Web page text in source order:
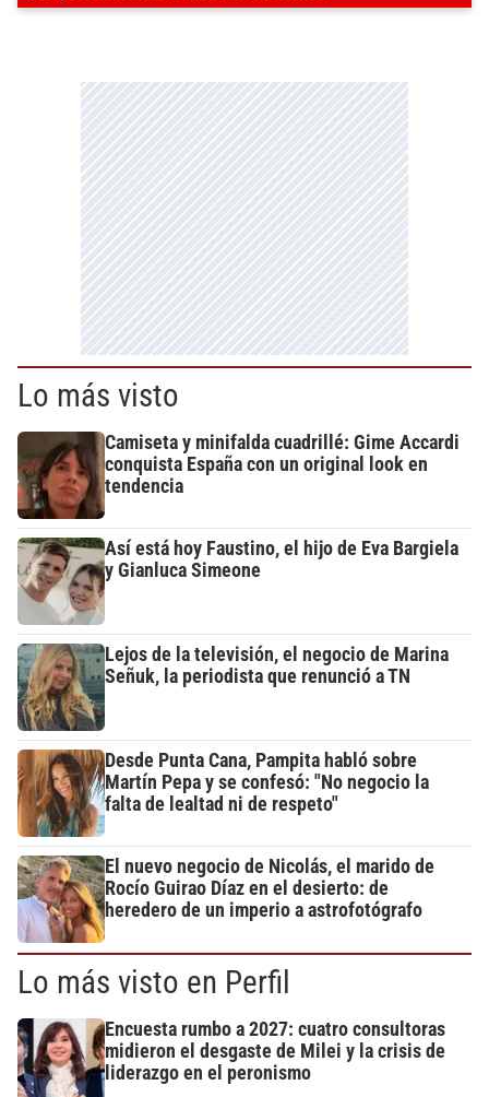
Lo más visto
Camiseta y minifalda cuadrillé: Gime Accardi
conquista España con un original look en
tendencia
Así está hoy Faustino, el hijo de Eva Bargiela
y Gianluca Simeone
Lejos de la televisión, el negocio de Marina
Señuk, la periodista que renunció a TN
Desde Punta Cana, Pampita habló sobre
Martín Pepa y se confesó: "No negocio la
falta de lealtad ni de respeto"
El nuevo negocio de Nicolás, el marido de
Rocío Guirao Díaz en el desierto: de
heredero de un imperio a astrofotógrafo
Lo más visto en Perfil
Encuesta rumbo a 2027: cuatro consultoras
midieron el desgaste de Milei y la crisis de
liderazgo en el peronismo